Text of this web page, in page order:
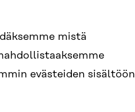
mistä
evästeiden sisältöön